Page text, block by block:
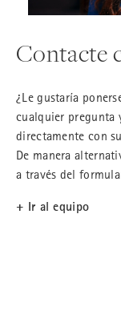
Contacte
¿Le gustaría
cualquier pregunta
directamente con
De manera
a través del
+ Ir al equipo